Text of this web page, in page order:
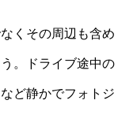
くその周辺も含め
。ドライブ途中の
ど静かでフォトジ